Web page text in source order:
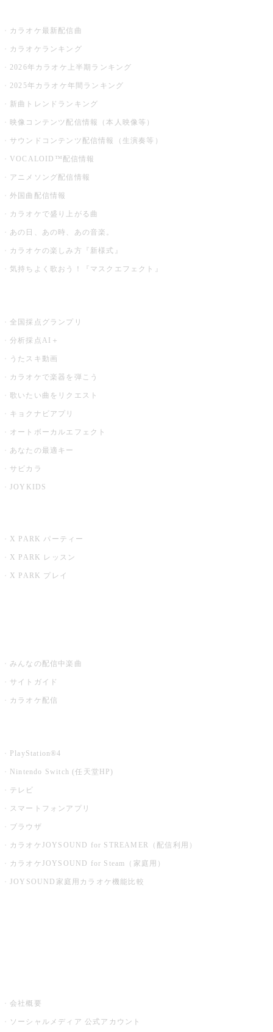
カラオケ最新配信曲
カラオケランキング
2026年カラオケ上半期ランキング
2025年カラオケ年間ランキング
新曲トレンドランキング
映像コンテンツ配信情報（本人映像等）
サウンドコンテンツ配信情報（生演奏等）
VOCALOID™配信情報
アニメソング配信情報
外国曲配信情報
カラオケで盛り上がる曲
あの日、あの時、あの音楽。
カラオケの楽しみ方『新様式』
気持ちよく歌おう！『マスクエフェクト』
全国採点グランプリ
分析採点AI＋
うたスキ動画
カラオケで楽器を弾こう
歌いたい曲をリクエスト
キョクナビアプリ
オートボーカルエフェクト
あなたの最適キー
サビカラ
JOYKIDS
X PARK パーティー
X PARK レッスン
X PARK プレイ
みんなの配信中楽曲
サイトガイド
カラオケ配信
PlayStation®4
Nintendo Switch (任天堂HP)
テレビ
スマートフォンアプリ
ブラウザ
カラオケJOYSOUND for STREAMER（配信利用）
カラオケJOYSOUND for Steam（家庭用）
JOYSOUND家庭用カラオケ機能比較
会社概要
ソーシャルメディア 公式アカウント